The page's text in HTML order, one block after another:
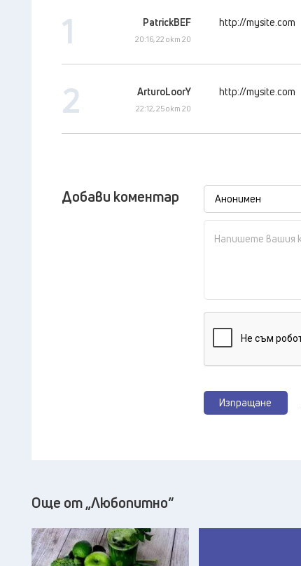
1 PatrickBEF
20:16, 22 окт 20
http://mysite.com
2 ArturoLoorY
22:12, 25 окт 20
http://mysite.com
Добави коментар
Изпращане
Още от „Любопитно“